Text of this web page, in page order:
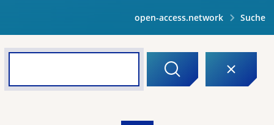
open-access.network Suche